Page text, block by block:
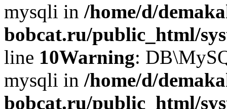
mysqli in /home/d/
bobcat.ru/public_html/
line 10Warning:
mysqli in /home/d/
bobcat.ru/public_html/